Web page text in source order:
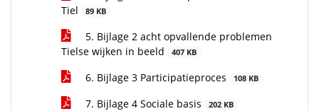
Tiel
89 KB
5. Bijlage 2 acht opvallende problemen
Tielse wijken in beeld
407 KB
6. Bijlage 3 Participatieproces 108 KB
7. Bijlage 4 Sociale basis 202 KB